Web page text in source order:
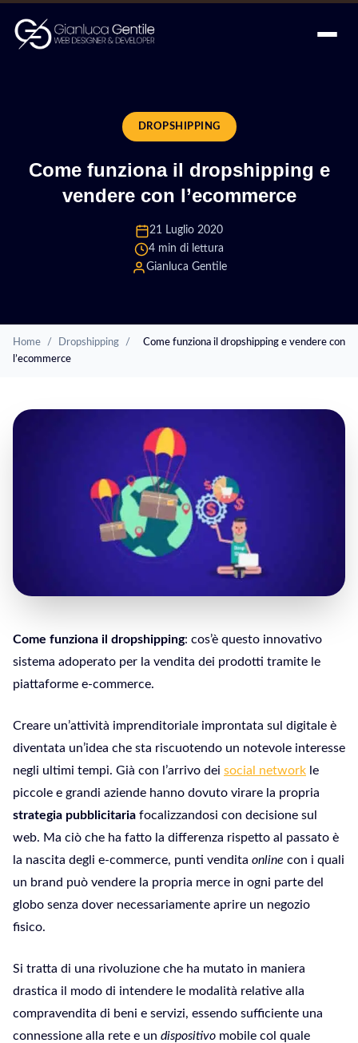
DROPSHIPPING
Come funziona il dropshipping e
vendere con l’ecommerce
21 Luglio 2020
4 min di lettura
Gianluca Gentile
Home / Dropshipping /
Come funziona il dropshipping e vendere con
l’ecommerce
Come funziona il dropshipping: cos’è questo innovativo
sistema adoperato per la vendita dei prodotti tramite le
piattaforme e-commerce.
Creare un’attività imprenditoriale improntata sul digitale è
diventata un’idea che sta riscuotendo un notevole interesse
negli ultimi tempi. Già con l’arrivo dei social network le
piccole e grandi aziende hanno dovuto virare la propria
strategia pubblicitaria focalizzandosi con decisione sul
web. Ma ciò che ha fatto la differenza rispetto al passato è
la nascita degli e-commerce, punti vendita online con i quali
un brand può vendere la propria merce in ogni parte del
globo senza dover necessariamente aprire un negozio
fisico.
Si tratta di una rivoluzione che ha mutato in maniera
drastica il modo di intendere le modalità relative alla
compravendita di beni e servizi, essendo sufficiente una
connessione alla rete e un dispositivo mobile col quale